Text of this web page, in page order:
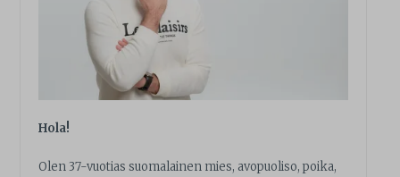
Hola!
Olen 37-vuotias suomalainen mies, avopuoliso, poika,